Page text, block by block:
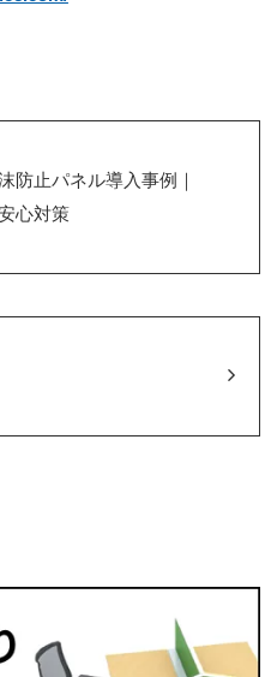
防止パネル導入事例｜
心対策